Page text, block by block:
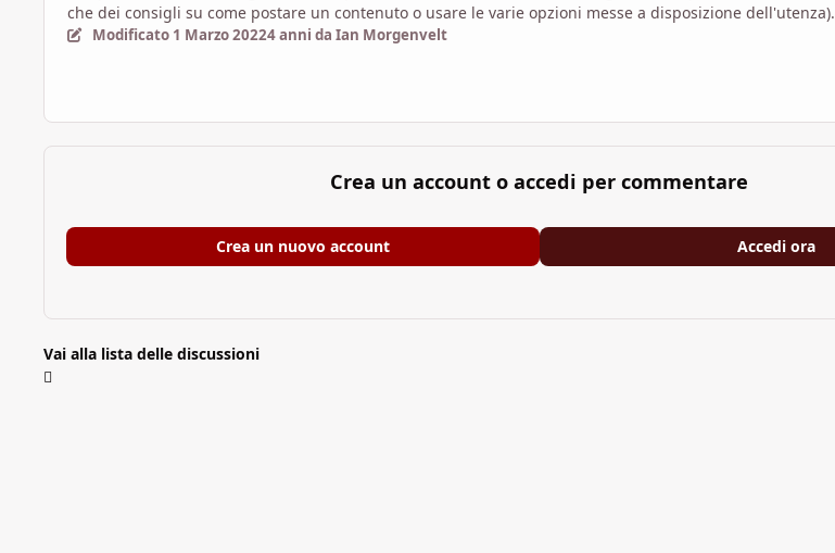
che dei consigli su come postare un contenuto o usare le varie opzioni messe a disposizione dell'utenza).
Modificato 1 Marzo 20224 anni da Ian Morgenvelt
Crea un account o accedi per commentare
Crea un nuovo account Accedi ora
Vai alla lista delle discussioni